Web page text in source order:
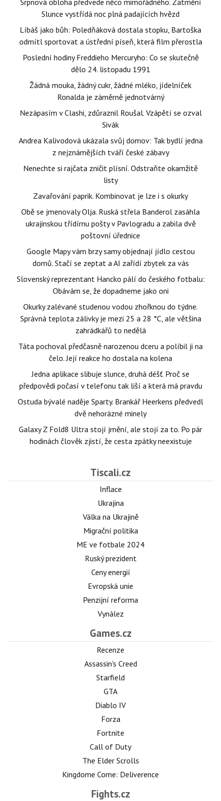
Srpnová obloha předvede něco mimořádného. Zatmění
Slunce vystřídá noc plná padajících hvězd
Líbáš jako bůh: Poledňáková dostala stopku, Bartoška
odmítl sportovat a ústřední píseň, která film přerostla
Poslední hodiny Freddieho Mercuryho: Co se skutečně
dělo 24. listopadu 1991
Žádná mouka, žádný cukr, žádné mléko, jídelníček
Ronalda je záměrně jednotvárný
Nezápasím v Clashi, zdůraznil Roušal. Vzápětí se ozval
Sivák
Andrea Kalivodová ukázala svůj domov: Tak bydlí jedna
z nejznámějších tváří české zábavy
Nenechte si rajčata zničit plísní. Odstraňte okamžitě
listy
Zavařování paprik. Kombinovat je lze i s okurky
Obě se jmenovaly Olja. Ruská střela Banderol zasáhla
ukrajinskou třídírnu pošty v Pavlogradu a zabila dvě
poštovní úřednice
Google Mapy vám brzy samy objednají jídlo cestou
domů. Stačí se zeptat a AI zařídí zbytek za vás
Slovenský reprezentant Hancko pálí do českého fotbalu:
Obávám se, že dopadneme jako oni
Okurky zalévané studenou vodou zhořknou do týdne.
Správná teplota zálivky je mezi 25 a 28 °C, ale většina
zahrádkářů to nedělá
Táta pochoval předčasně narozenou dceru a políbil ji na
čelo. Její reakce ho dostala na kolena
Jedna aplikace slibuje slunce, druhá déšť. Proč se
předpovědi počasí v telefonu tak liší a která má pravdu
Ostuda bývalé naděje Sparty. Brankář Heerkens předvedl
dvě nehorázné minely
Galaxy Z Fold8 Ultra stojí jmění, ale stojí za to. Po pár
hodinách člověk zjistí, že cesta zpátky neexistuje
Tiscali.cz
Inflace
Ukrajina
Válka na Ukrajině
Migrační politika
ME ve fotbale 2024
Ruský prezident
Ceny energií
Evropská unie
Penzijní reforma
Vynález
Games.cz
Recenze
Assassin's Creed
Starfield
GTA
Diablo IV
Forza
Fortnite
Call of Duty
The Elder Scrolls
Kingdome Come: Deliverence
Fights.cz